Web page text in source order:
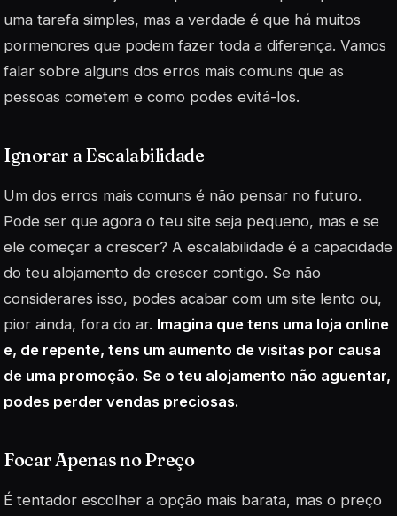
uma tarefa simples, mas a verdade é que há muitos
pormenores que podem fazer toda a diferença. Vamos
falar sobre alguns dos erros mais comuns que as
pessoas cometem e como podes evitá-los.
Ignorar a Escalabilidade
Um dos erros mais comuns é não pensar no futuro.
Pode ser que agora o teu site seja pequeno, mas e se
ele começar a crescer? A escalabilidade é a capacidade
do teu alojamento de crescer contigo. Se não
considerares isso, podes acabar com um site lento ou,
pior ainda, fora do ar. Imagina que tens uma loja online
e, de repente, tens um aumento de visitas por causa
de uma promoção. Se o teu alojamento não aguentar,
podes perder vendas preciosas.
Focar Apenas no Preço
É tentador escolher a opção mais barata, mas o preço